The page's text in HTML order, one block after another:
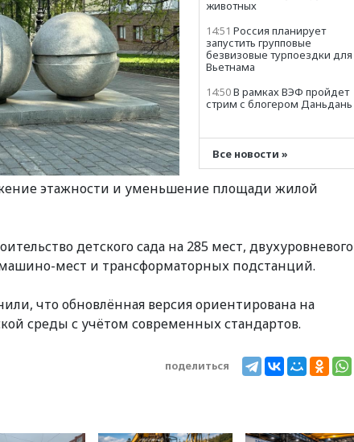
животных
14:51 Россия планирует
запустить групповые
безвизовые турпоездки для
Вьетнама
14:50В рамках ВЭФ пройдет
стрим с блогером Даньдань
кофе из России достиг
рекордных показателей
взяли под контроль село
14:19
подготовку проекта новой
дороги из Черниковки в
Инорс
14:15 Минцифры РФ не
планирует вводить
ограничения на доступ
детей в соцсети
13:58
Резаи: Иран не
допустит открытия второго
Подмосковья сообщили о
Все новости »
этажности и уменьшение площади жилой
детского сада на 285 мест, двухуровневого
мест и трансформаторных подстанций.
что обновлённая версия ориентирована на
среды с учётом современных стандартов.
поделиться